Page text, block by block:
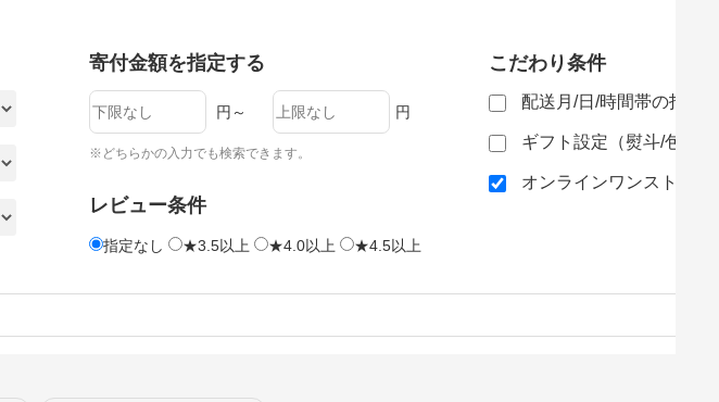
寄付金額を指定する
円～ 円
※どちらかの入力でも検索できます。
レビュー条件
指定なし ★3.5以上 ★4.0以上 ★4.5以上
こだわり条件
配送月/日/時間帯の指定
ギフト設定（熨斗/包装
オンラインワンストップ